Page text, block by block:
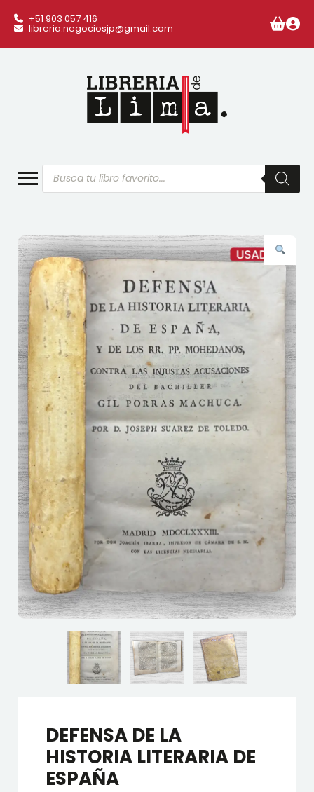
+51 903 057 416
libreria.negociosjp@gmail.com
Búsqueda
de
productos
DEFENSA DE LA
HISTORIA LITERARIA DE
ESPAÑA